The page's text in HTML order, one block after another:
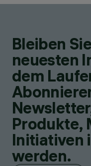
Bleiben
neuesten
dem
Produkte,
Initiativen
werden.